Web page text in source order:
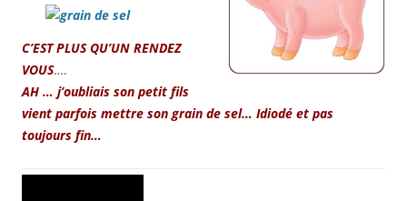
C’EST PLUS QU’UN RENDEZ
VOUS….
AH … j’oubliais son petit fils
vient parfois mettre son grain de sel… Idiodé et pas
toujours fin…